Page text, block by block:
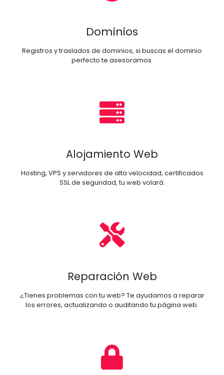
Dominios
Registros y traslados de dominios, si buscas el dominio
perfecto te asesoramos.
Alojamiento Web
Hosting, VPS y servidores de alta velocidad, certificados
SSL de seguridad, tu web volará.
Reparación Web
¿Tienes problemas con tu web? Te ayudamos a reparar
los errores, actualizando o auditando tu página web.